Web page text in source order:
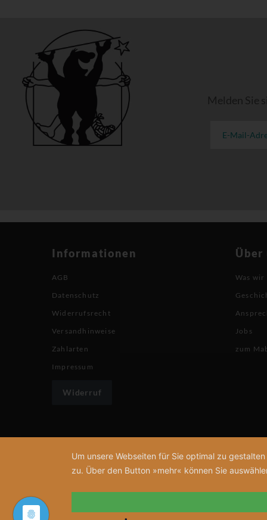
Melden Sie
Informationen
AGB
Datenschutz
Widerrufsrecht
Versandhinweise
Zahlarten
Impressum
Widerruf
Über
Was wir
Jobs
zum
Um unsere Webseiten für Sie optimal zu
zu. Über den Button »mehr« können Sie